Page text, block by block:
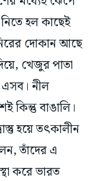
দোকান আছে
খেজুর পাতা
এসব। নীল
কিন্তু বাঙালি।
হয়ে তৎকালীন
তাঁদের এ
করে ভারত
স্থাপন করে